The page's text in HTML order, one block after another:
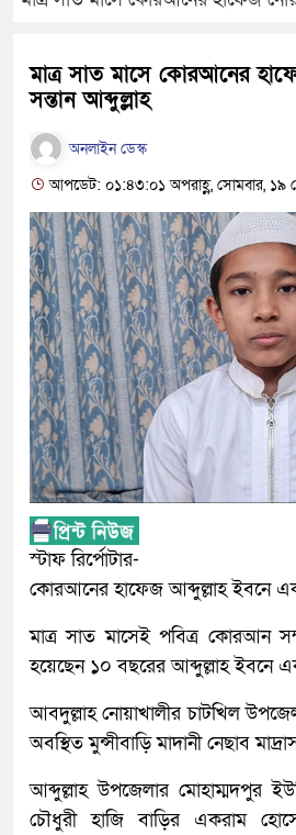
মাত্র সাত মাসে কোরআনের
সন্তান আব্দুল্লাহ
অনলাইন ডেস্ক
আপডেট: ০১:৪৩:০১ অপরাহ্ণ, সোমবার, ১৯
স্টাফ রির্পোটার-
কোরআনের হাফেজ আব্দুল্লাহ ইবনে
মাত্র সাত মাসেই পবিত্র কোরআন
হয়েছেন ১০ বছরের আব্দুল্লাহ ইবনে
আবদুল্লাহ নোয়াখালীর চাটখিল
অবস্থিত মুন্সীবাড়ি মাদানী নেছাব
আব্দুল্লাহ উপজেলার মোহাম্মদপুর
চৌধুরী হাজি বাড়ির একরাম